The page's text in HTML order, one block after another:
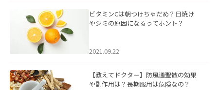
ビタミンCは朝つけちゃだめ？日焼け
やシミの原因になるってホント？
2021.09.22
【教えてドクター】防風通聖散の効果
や副作用は？長期服用は危険なの？